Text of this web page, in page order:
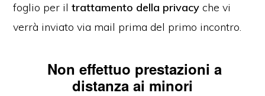
foglio per iltrattamento della privacy che vi
verrà inviato via mail prima del primo incontro.
Non effettuo prestazioni a
distanza ai minori